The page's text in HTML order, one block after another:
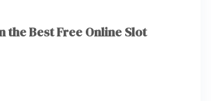
the Best Free Online Slot